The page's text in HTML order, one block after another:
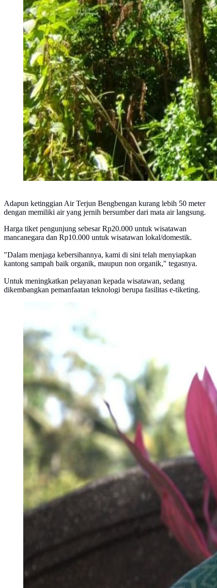
Adapun ketinggian Air Terjun Bengbengan kurang lebih 50 meter
dengan memiliki air yang jernih bersumber dari mata air langsung.
Harga tiket pengunjung sebesar Rp20.000 untuk wisatawan
mancanegara dan Rp10.000 untuk wisatawan lokal/domestik.
"Dalam menjaga kebersihannya, kami di sini telah menyiapkan
kantong sampah baik organik, maupun non organik," tegasnya.
Untuk meningkatkan pelayanan kepada wisatawan, sedang
dikembangkan pemanfaatan teknologi berupa fasilitas e-tiketing.